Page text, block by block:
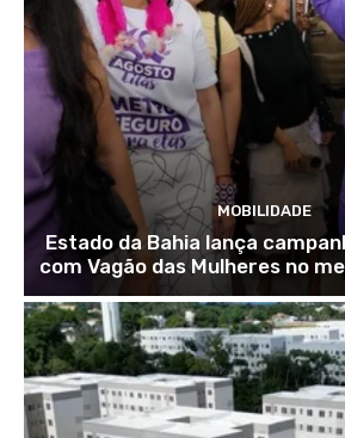
MOBILIDADE
Estado da Bahia lança
com Vagão das Mulheres no